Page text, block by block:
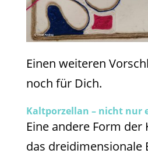
Einen weiteren
noch für Dich.
Kaltporzellan – nicht nur
Eine andere Form
das dreidimensionale